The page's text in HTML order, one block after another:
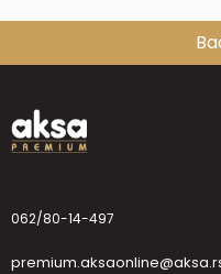
062/80-14-497